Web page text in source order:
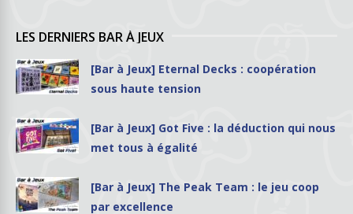
LES DERNIERS BAR À JEUX
[Bar à Jeux] Eternal Decks : coopération
sous haute tension
[Bar à Jeux] Got Five : la déduction qui nous
met tous à égalité
[Bar à Jeux] The Peak Team : le jeu coop
par excellence